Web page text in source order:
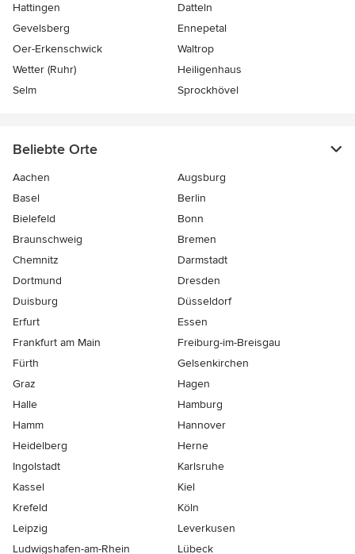
Hattingen
Datteln
Gevelsberg
Ennepetal
Oer-Erkenschwick
Waltrop
Wetter (Ruhr)
Heiligenhaus
Selm
Sprockhövel
Beliebte Orte
Aachen
Augsburg
Basel
Berlin
Bielefeld
Bonn
Braunschweig
Bremen
Chemnitz
Darmstadt
Dortmund
Dresden
Duisburg
Düsseldorf
Erfurt
Essen
Frankfurt am Main
Freiburg-im-Breisgau
Fürth
Gelsenkirchen
Graz
Hagen
Halle
Hamburg
Hamm
Hannover
Heidelberg
Herne
Ingolstadt
Karlsruhe
Kassel
Kiel
Krefeld
Köln
Leipzig
Leverkusen
Ludwigshafen-am-Rhein
Lübeck